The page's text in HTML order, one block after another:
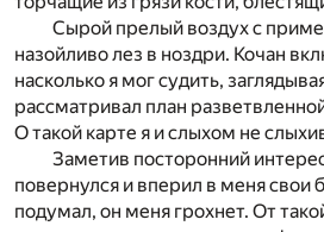
Сырой прелый воздух с
назойливо лез в ноздри. Кочан
насколько я мог судить,
рассматривал план
О такой карте я и слыхом не
Заметив посторонний
повернулся и вперил в меня свои
подумал, он меня грохнет. От